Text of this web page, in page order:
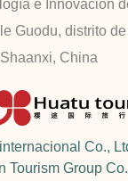
e Innovación
Guodu, distrito
China
Co.,
Tourism Group